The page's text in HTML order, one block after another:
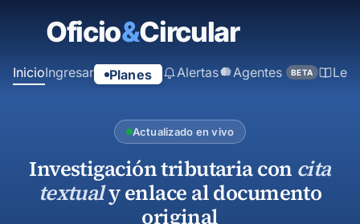
principal
InicioIngresar Planes Alertas Agentes BETA
Actualizado en vivo
Investigación tributaria con cita
textualy enlace al documento
original